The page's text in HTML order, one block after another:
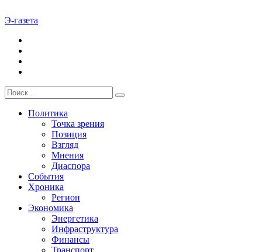
Э-газета
Политика
Точка зрения
Позиция
Взгляд
Мнения
Диаспора
События
Хроника
Регион
Экономика
Энергетика
Инфраструктура
Финансы
Транспорт